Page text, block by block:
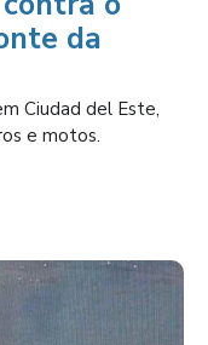
da
Ciudad del Este,
e motos.